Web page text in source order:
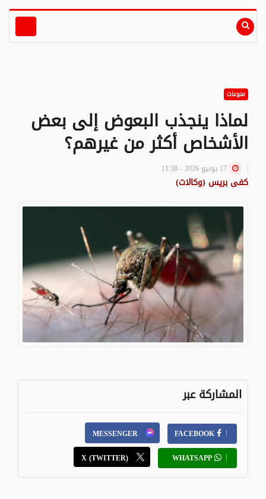
منوعات
لماذا ينجذب البعوض إلى بعض
الأشخاص أكثر من غيرهم؟
كفى بريس (وكالات)
المشاركة عبر
FACEBOOK
MESSENGER
WHATSAPP
X (TWITTER)